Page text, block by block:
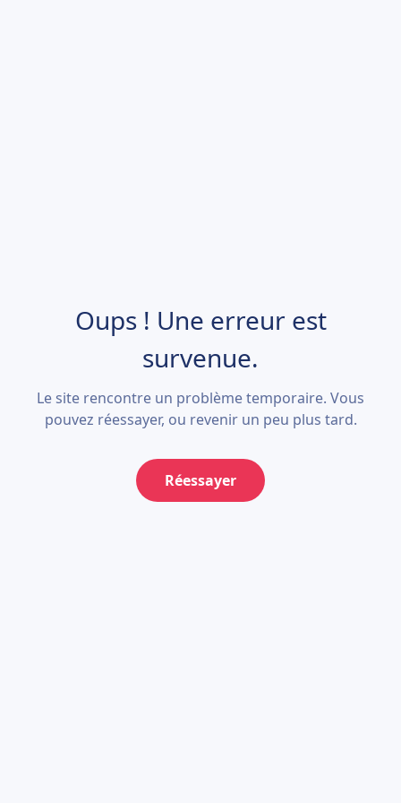
Oups ! Une erreur est
survenue.
Le site rencontre un problème temporaire. Vous
pouvez réessayer, ou revenir un peu plus tard.
Réessayer